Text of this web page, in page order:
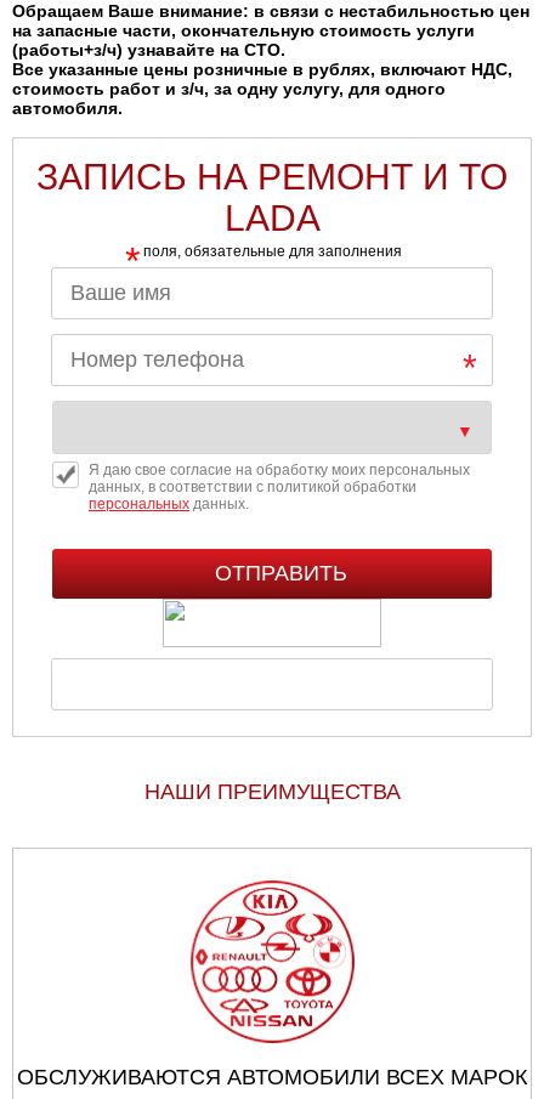
Обращаем Ваше внимание: в связи с нестабильностью цен
на запасные части, окончательную стоимость услуги
(работы+з/ч) узнавайте на СТО.
Все указанные цены розничные в рублях, включают НДС,
стоимость работ и з/ч, за одну услугу, для одного
автомобиля.
ЗАПИСЬ НА РЕМОНТ И ТО
LADA
* поля, обязательные для заполнения
Я даю свое согласие на обработку моих персональных
данных, в соответствии с политикой обработки
персональныхданных.
НАШИ ПРЕИМУЩЕСТВА
ОБСЛУЖИВАЮТСЯ АВТОМОБИЛИ ВСЕХ МАРОК